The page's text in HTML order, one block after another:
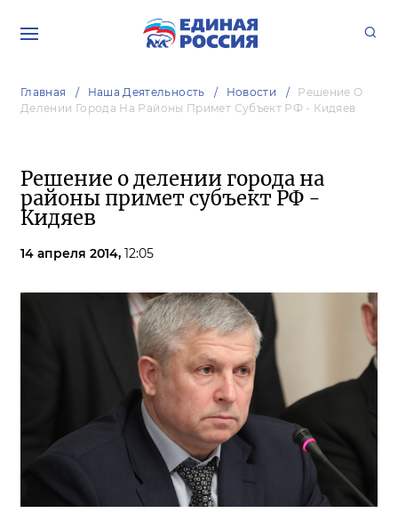
Главная Наша Деятельность Новости
Решение О
Делении Города На Районы Примет Субъект РФ - Кидяев
Решение о делении города на
районы примет субъект РФ -
Кидяев
14 апреля 2014, 12:05